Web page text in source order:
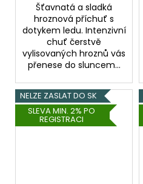
Šťavnatá a sladká
hroznová příchuť s
dotykem ledu. Intenzivní
chuť čerstvě
vylisovaných hroznů vás
přenese do sluncem...
NELZE ZASLAT DO SK
SLEVA MIN. 2% PO
REGISTRACI